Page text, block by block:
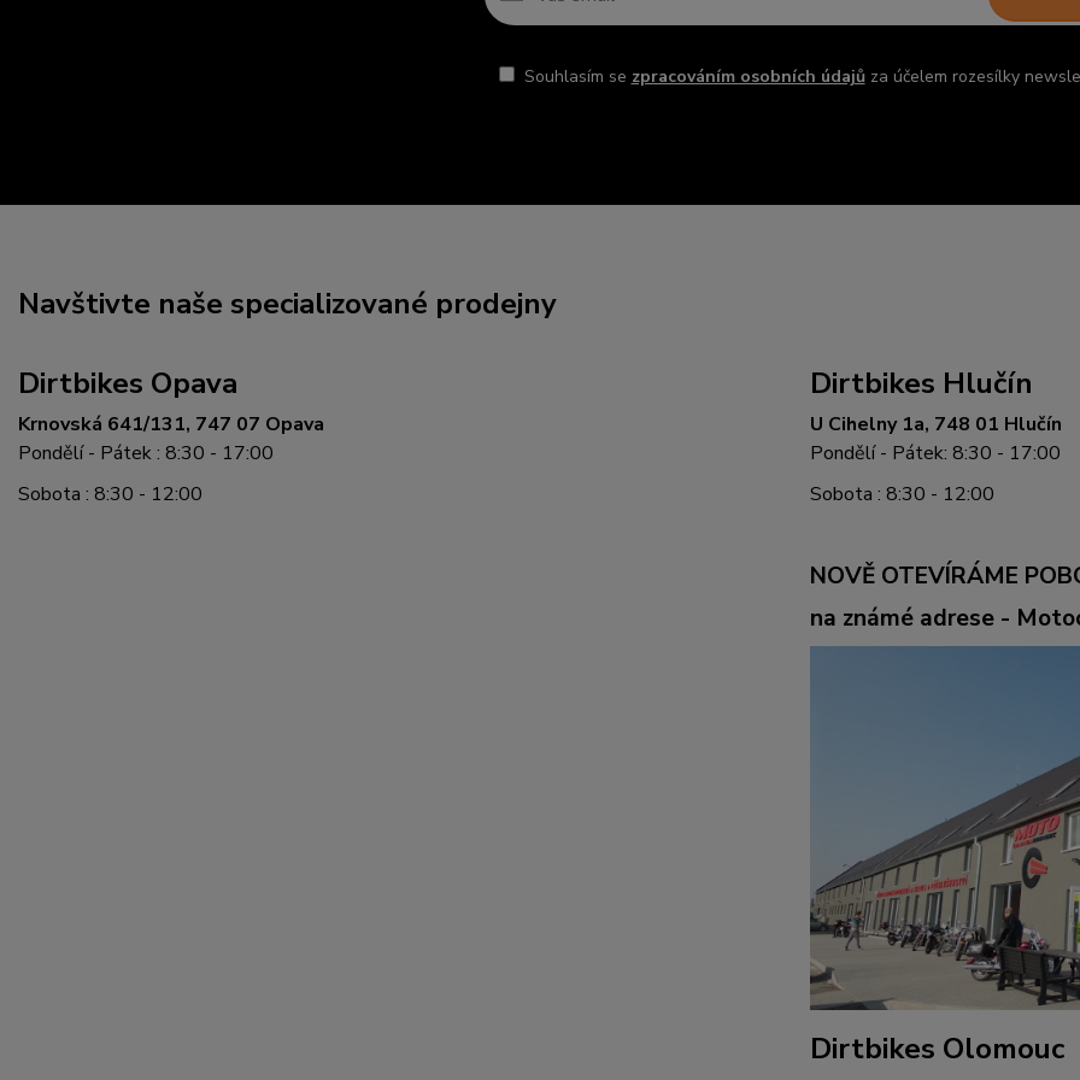
Souhlasím se zpracováním osobních údajůza účelem rozesílky
Navštivte naše specializované prodejny
Dirtbikes Opava
Krnovská 641/131, 747 07 Opava
Pondělí - Pátek : 8:30 - 17:00
Sobota : 8:30 - 12:00
Dirtbikes Hlučín
U Cihelny 1a, 748 01 Hlučín
Pondělí - Pátek: 8:30 - 17:00
Sobota : 8:30 - 12:00
NOVĚ OTEVÍRÁME
na známé adrese -
Dirtbikes Olomouc